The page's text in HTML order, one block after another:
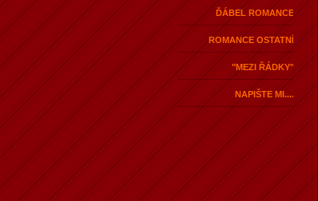
ĎÁBEL ROMANCE
ROMANCE OSTATNÍ
"MEZI ŘÁDKY"
NAPIŠTE MI....